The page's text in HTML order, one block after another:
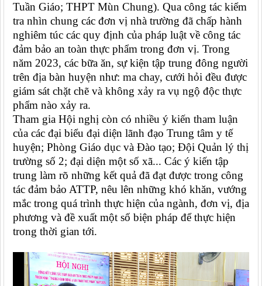
Tuần Giáo; THPT Mùn Chung). Qua công tác kiểm
tra nhìn chung các đơn vị nhà trường đã chấp hành
nghiêm túc các quy định của pháp luật về công tác
đảm bảo an toàn thực phẩm trong đơn vị. Trong
năm 2023, các bữa ăn, sự kiện tập trung đông người
trên địa bàn huyện như: ma chay, cưới hỏi đều được
giám sát chặt chẽ và không xảy ra vụ ngộ độc thực
phẩm nào xảy ra.
Tham gia Hội nghị còn có nhiều ý kiến tham luận
của các đại biểu đại diện lãnh đạo Trung tâm y tế
huyện; Phòng Giáo dục và Đào tạo; Đội Quản lý thị
trường số 2; đại diện một số xã... Các ý kiến tập
trung làm rõ những kết quả đã đạt được trong công
tác đảm bảo ATTP, nêu lên những khó khăn, vướng
mắc trong quá trình thực hiện của ngành, đơn vị, địa
phương và đề xuất một số biện pháp để thực hiện
trong thời gian tới.